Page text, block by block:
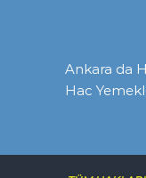
Ankara da
Hac